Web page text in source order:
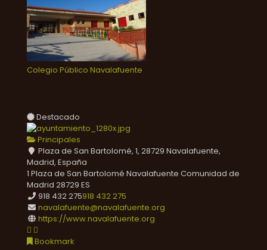
Colegio Público Navalafuente
Destacado
Principales
Plaza de San Bartolomé, 1, 28729 Navalafuente,
Madrid, España
1 Plaza de San Bartolomé Navalafuente Comunidad de
Madrid 28729 ES
918 432 275918 432 275
navalafuente@navalafuente.org
https://www.navalafuente.org
Bookmark